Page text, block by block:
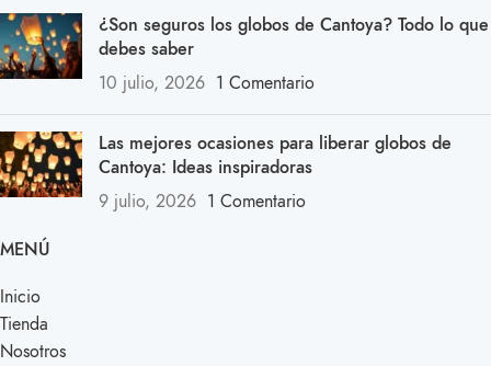
¿Son seguros los globos de Cantoya? Todo lo que
debes saber
10 julio, 2026 1 Comentario
Las mejores ocasiones para liberar globos de
Cantoya: Ideas inspiradoras
9 julio, 2026 1 Comentario
MENÚ
Inicio
Tienda
Nosotros